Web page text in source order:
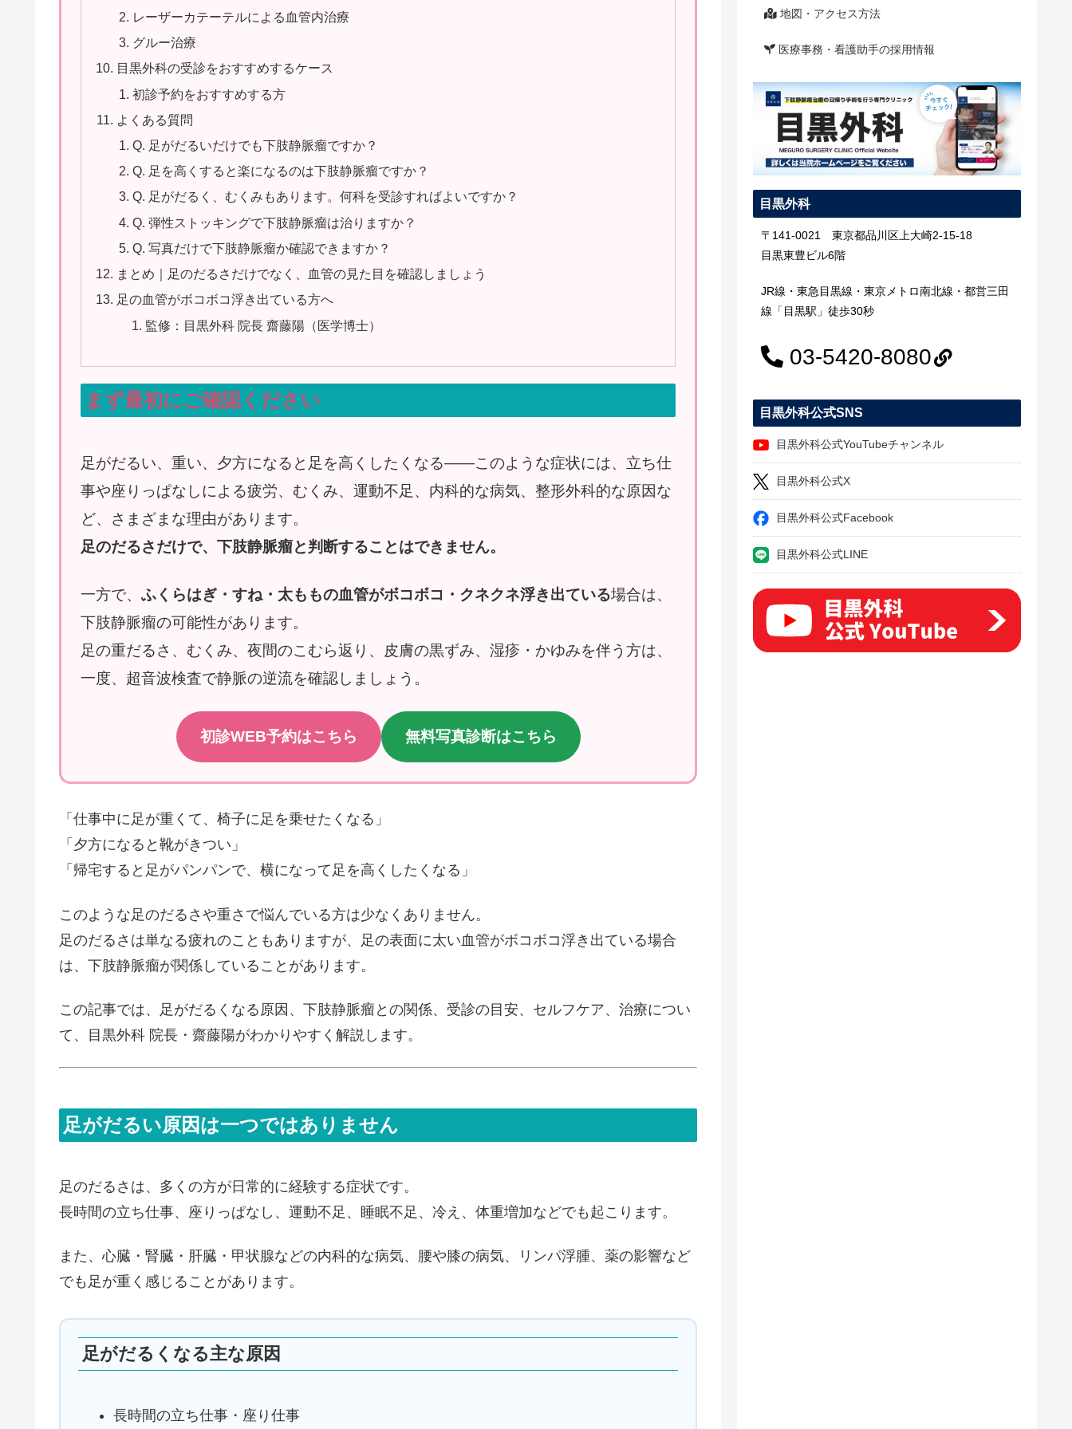
レーザーカテーテルによる血管内治療
グルー治療
目黒外科の受診をおすすめするケース
初診予約をおすすめする方
よくある質問
Q. 足がだるいだけでも下肢静脈瘤ですか？
Q. 足を高くすると楽になるのは下肢静脈瘤ですか？
Q. 足がだるく、むくみもあります。何科を受診すればよいですか？
Q. 弾性ストッキングで下肢静脈瘤は治りますか？
Q. 写真だけで下肢静脈瘤か確認できますか？
まとめ｜足のだるさだけでなく、血管の見た目を確認しましょう
足の血管がボコボコ浮き出ている方へ
監修：目黒外科 院長 齋藤陽（医学博士）
まず最初にご確認ください
足がだるい、重い、夕方になると足を高くしたくなる――このような症状には、立ち仕
事や座りっぱなしによる疲労、むくみ、運動不足、内科的な病気、整形外科的な原因な
ど、さまざまな理由があります。
足のだるさだけで、下肢静脈瘤と判断することはできません。
一方で、 ふくらはぎ・すね・太ももの血管がボコボコ・クネクネ浮き出ている場合は、
下肢静脈瘤の可能性があります。
足の重だるさ、むくみ、夜間のこむら返り、皮膚の黒ずみ、湿疹・かゆみを伴う方は、
一度、超音波検査で静脈の逆流を確認しましょう。
初診WEB予約はこちら 無料写真診断はこちら
「仕事中に足が重くて、椅子に足を乗せたくなる」
「夕方になると靴がきつい」
「帰宅すると足がパンパンで、横になって足を高くしたくなる」
このような足のだるさや重さで悩んでいる方は少なくありません。
足のだるさは単なる疲れのこともありますが、足の表面に太い血管がボコボコ浮き出ている場合
は、下肢静脈瘤が関係していることがあります。
この記事では、足がだるくなる原因、下肢静脈瘤との関係、受診の目安、セルフケア、治療につい
て、目黒外科 院長・齋藤陽がわかりやすく解説します。
足がだるい原因は一つではありません
足のだるさは、多くの方が日常的に経験する症状です。
長時間の立ち仕事、座りっぱなし、運動不足、睡眠不足、冷え、体重増加などでも起こります。
また、心臓・腎臓・肝臓・甲状腺などの内科的な病気、腰や膝の病気、リンパ浮腫、薬の影響など
でも足が重く感じることがあります。
足がだるくなる主な原因
長時間の立ち仕事・座り仕事
地図・アクセス方法
医療事務・看護助手の採用情報
目黒外科
〒141-0021 東京都品川区上大崎2-15-18
目黒東豊ビル6階
JR線・東急目黒線・東京メトロ南北線・都営三田
線「目黒駅」徒歩30秒
03-5420-8080
目黒外科公式SNS
目黒外科公式YouTubeチャンネル
目黒外科公式X
目黒外科公式Facebook
目黒外科公式LINE